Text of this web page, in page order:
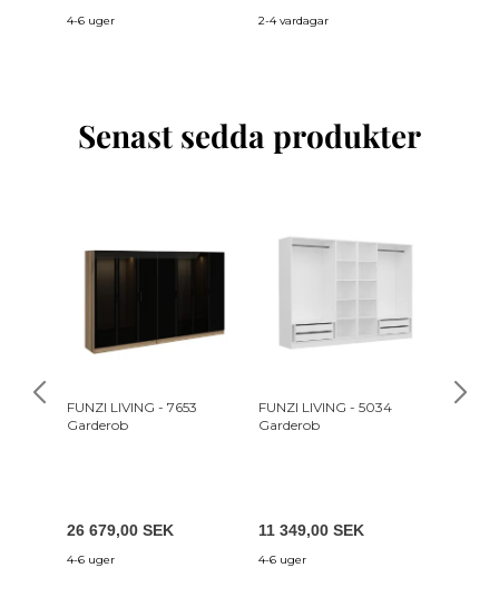
4-6 uger 2-4 vardagar
Senast sedda produkter
FUNZI LIVING - 7653
Garderob
26 679,00 SEK
4-6 uger
FUNZI LIVING - 5034
Garderob
11 349,00 SEK
4-6 uger
FUNZI